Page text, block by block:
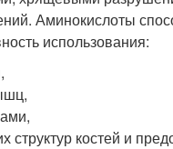
Аминокислоты
использования:
костей и